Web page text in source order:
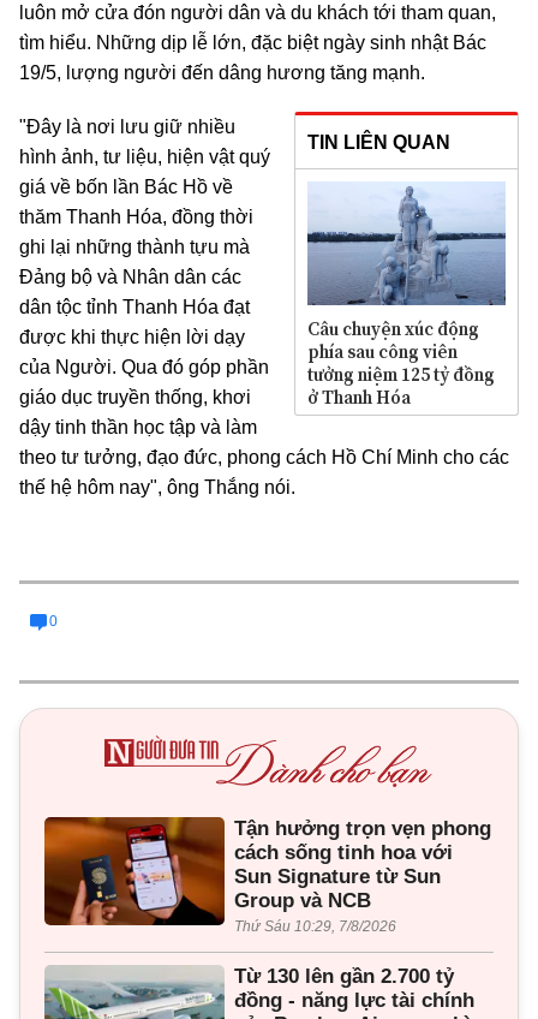
luôn mở cửa đón người dân và du khách tới tham quan,
tìm hiểu. Những dịp lễ lớn, đặc biệt ngày sinh nhật Bác
19/5, lượng người đến dâng hương tăng mạnh.
TIN LIÊN QUAN
Câu chuyện xúc động
phía sau công viên
tưởng niệm 125 tỷ đồng
ở Thanh Hóa
"Đây là nơi lưu giữ nhiều
hình ảnh, tư liệu, hiện vật quý
giá về bốn lần Bác Hồ về
thăm Thanh Hóa, đồng thời
ghi lại những thành tựu mà
Đảng bộ và Nhân dân các
dân tộc tỉnh Thanh Hóa đạt
được khi thực hiện lời dạy
của Người. Qua đó góp phần
giáo dục truyền thống, khơi
dậy tinh thần học tập và làm
theo tư tưởng, đạo đức, phong cách Hồ Chí Minh cho các
thế hệ hôm nay", ông Thắng nói.
0
Tận hưởng trọn vẹn phong
cách sống tinh hoa với
Sun Signature từ Sun
Group và NCB
Thứ Sáu 10:29, 7/8/2026
Từ 130 lên gần 2.700 tỷ
đồng - năng lực tài chính